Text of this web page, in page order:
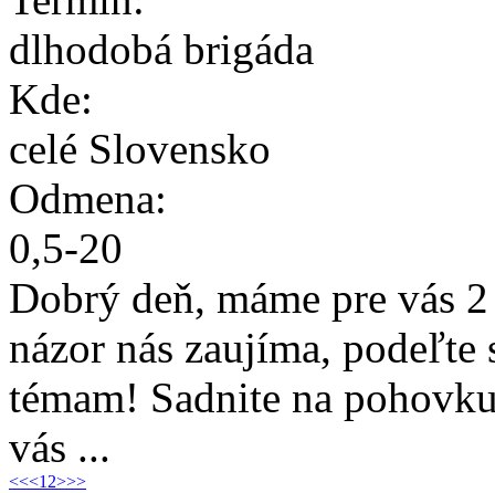
dlhodobá brigáda
Kde:
celé Slovensko
Odmena:
0,5-20
Dobrý deň, máme pre vás
názor nás zaujíma,
témam! Sadnite na
vás ...
<<<1 2>>>